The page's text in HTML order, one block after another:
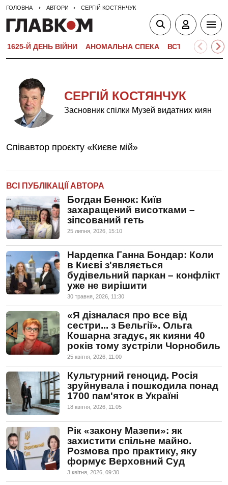
ГОЛОВНА АВТОРИ СЕРГІЙ КОСТЯНЧУК
1625-Й ДЕНЬ ВІЙНИ АНОМАЛЬНА СПЕКА ВСТУПНА
СЕРГІЙ КОСТЯНЧУК
Засновник спілки Музей видатних киян
Співавтор проєкту «Києве мій»
ВСІ ПУБЛІКАЦІЇ АВТОРА
Богдан Бенюк: Київ
захаращений висотками –
зіпсований геть
25 липня, 2026, 15:10
Нардепка Ганна Бондар: Коли
в Києві з'являється
будівельний паркан – конфлікт
уже не вирішити
30 травня, 2026, 11:30
«Я дізналася про все від
сестри... з Бельгії». Ольга
Кошарна згадує, як кияни 40
років тому зустріли Чорнобиль
25 квiтня, 2026, 11:00
Культурний геноцид. Росія
зруйнувала і пошкодила понад
1700 пам'яток в Україні
18 квiтня, 2026, 11:05
Рік «закону Мазепи»: як
захистити спільне майно.
Розмова про практику, яку
формує Верховний Суд
3 квiтня, 2026, 09:30